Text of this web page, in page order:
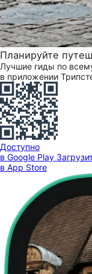
Планируйте
Лучшие гиды по
в приложении
Доступно
в Google Play
в App Store